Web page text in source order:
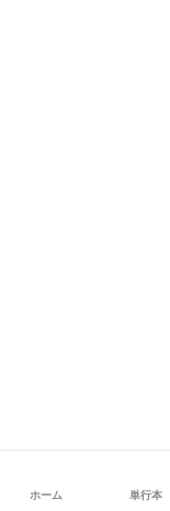
ホーム 単行本